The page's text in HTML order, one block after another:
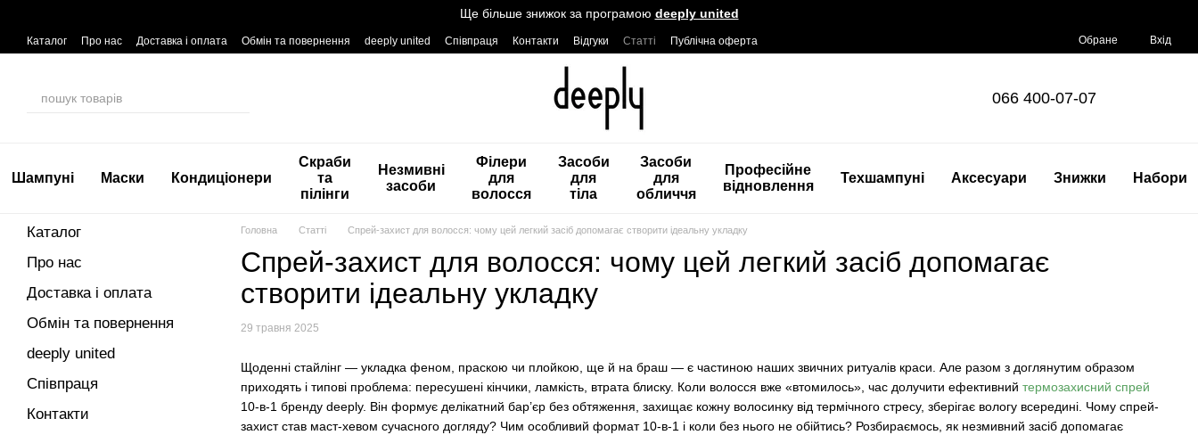
Ще більше знижок за програмою deeply united
Каталог Про нас Доставка і оплата Обмін та повернення deeply united Співпраця Контакти Відгуки Статті Публічна оферта Обране Вхід
066 400-07-07
Шампуні Маски Кондиціонери
Скраби
та
пілінги
Незмивні
засоби
Філери
для
волосся
Засоби
для
тіла
Засоби
для
обличчя
Професійне
відновлення
Техшампуні Аксесуари Знижки Набори
Головна Статті Спрей-захист для волосся: чому цей легкий засіб допомагає створити ідеальну укладку
Спрей-захист для волосся: чому цей легкий засіб допомагає
створити ідеальну укладку
29 травня 2025
Щоденні стайлінг — укладка феном, праскою чи плойкою, ще й на браш — є частиною наших звичних ритуалів краси. Але разом з доглянутим образом
приходять і типові проблема: пересушені кінчики, ламкість, втрата блиску. Коли волосся вже «втомилось», час долучити ефективний термозахисний спрей
10-в-1 бренду deeply. Він формує делікатний бар’єр без обтяження, захищає кожну волосинку від термічного стресу, зберігає вологу всередині. Чому спрей-
захист став маст-хевом сучасного догляду? Чим особливий формат 10-в-1 і коли без нього не обійтись? Розбираємось, як незмивний засіб допомагає
Каталог
Про нас
Доставка і оплата
Обмін та повернення
deeply united
Співпраця
Контакти